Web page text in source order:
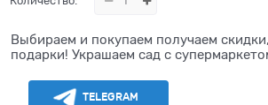
Выбираем и покупаем получаем
подарки! Украшаем сад с
TELEGRAM